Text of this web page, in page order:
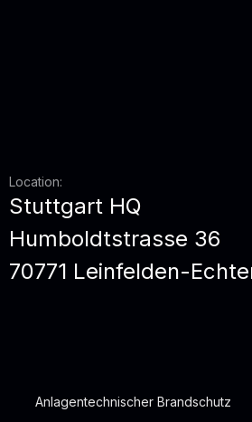
Location:
Stuttgart HQ
Humboldtstrasse 36
70771 Leinfelden-
Anlagentechnischer Brandschutz